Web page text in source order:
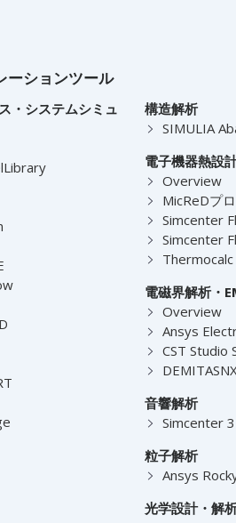
ーションツール
・システムシミュ
構造解析
SIMULIA
電子機器熱設
Overview
MicReDプ
Simcenter
Simcenter
Thermocalc
電磁界解析・
Overview
Ansys
CST Studio
音響解析
Simcenter
粒子解析
Ansys
光学設計・解